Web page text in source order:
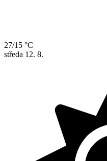
27/15 °C
středa 12. 8.